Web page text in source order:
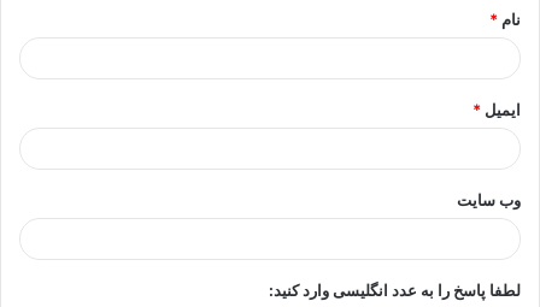
نام *
ایمیل *
وب‌ سایت
لطفا پاسخ را به عدد انگلیسی وارد کنید: